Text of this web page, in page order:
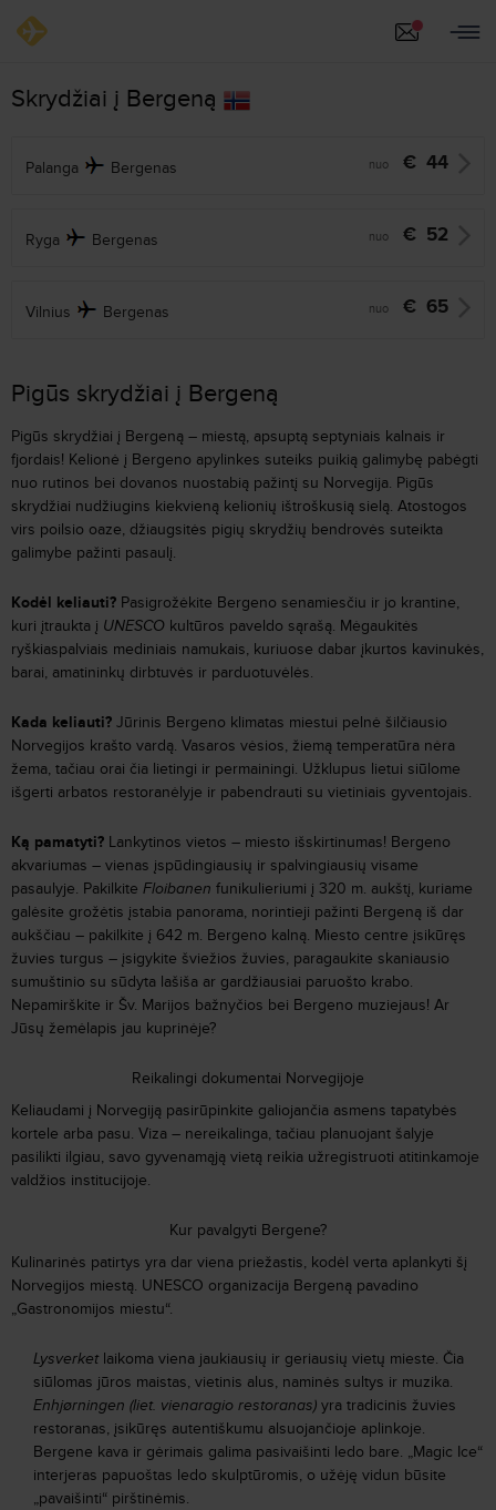
Skrydžiai į Bergeną
Palanga Bergenas nuo € 44
Ryga Bergenas nuo € 52
Vilnius Bergenas nuo € 65
Pigūs skrydžiai į Bergeną
Pigūs skrydžiai į Bergeną – miestą, apsuptą septyniais kalnais ir
fjordais! Kelionė į Bergeno apylinkes suteiks puikią galimybę pabėgti
nuo rutinos bei dovanos nuostabią pažintį su Norvegija. Pigūs
skrydžiai nudžiugins kiekvieną kelionių ištroškusią sielą. Atostogos
virs poilsio oaze, džiaugsitės pigių skrydžių bendrovės suteikta
galimybe pažinti pasaulį.
Kodėl keliauti? Pasigrožėkite Bergeno senamiesčiu ir jo krantine,
kuri įtraukta į UNESCO kultūros paveldo sąrašą. Mėgaukitės
ryškiaspalviais mediniais namukais, kuriuose dabar įkurtos kavinukės,
barai, amatininkų dirbtuvės ir parduotuvėlės.
Kada keliauti? Jūrinis Bergeno klimatas miestui pelnė šilčiausio
Norvegijos krašto vardą. Vasaros vėsios, žiemą temperatūra nėra
žema, tačiau orai čia lietingi ir permainingi. Užklupus lietui siūlome
išgerti arbatos restoranėlyje ir pabendrauti su vietiniais gyventojais.
Ką pamatyti? Lankytinos vietos – miesto išskirtinumas! Bergeno
akvariumas – vienas įspūdingiausių ir spalvingiausių visame
pasaulyje. Pakilkite Floibanen funikulieriumi į 320 m. aukštį, kuriame
galėsite grožėtis įstabia panorama, norintieji pažinti Bergeną iš dar
aukščiau – pakilkite į 642 m. Bergeno kalną. Miesto centre įsikūręs
žuvies turgus – įsigykite šviežios žuvies, paragaukite skaniausio
sumuštinio su sūdyta lašiša ar gardžiausiai paruošto krabo.
Nepamirškite ir Šv. Marijos bažnyčios bei Bergeno muziejaus! Ar
Jūsų žemėlapis jau kuprinėje?
Reikalingi dokumentai Norvegijoje
Keliaudami į Norvegiją pasirūpinkite galiojančia asmens tapatybės
kortele arba pasu. Viza – nereikalinga, tačiau planuojant šalyje
pasilikti ilgiau, savo gyvenamąją vietą reikia užregistruoti atitinkamoje
valdžios institucijoje.
Kur pavalgyti Bergene?
Kulinarinės patirtys yra dar viena priežastis, kodėl verta aplankyti šį
Norvegijos miestą. UNESCO organizacija Bergeną pavadino
„Gastronomijos miestu“.
Lysverket laikoma viena jaukiausių ir geriausių vietų mieste. Čia
siūlomas jūros maistas, vietinis alus, naminės sultys ir muzika.
Enhjørningen (liet. vienaragio restoranas) yra tradicinis žuvies
restoranas, įsikūręs autentiškumu alsuojančioje aplinkoje.
Bergene kava ir gėrimais galima pasivaišinti ledo bare. „Magic Ice“
interjeras papuoštas ledo skulptūromis, o užėję vidun būsite
„pavaišinti“ pirštinėmis.